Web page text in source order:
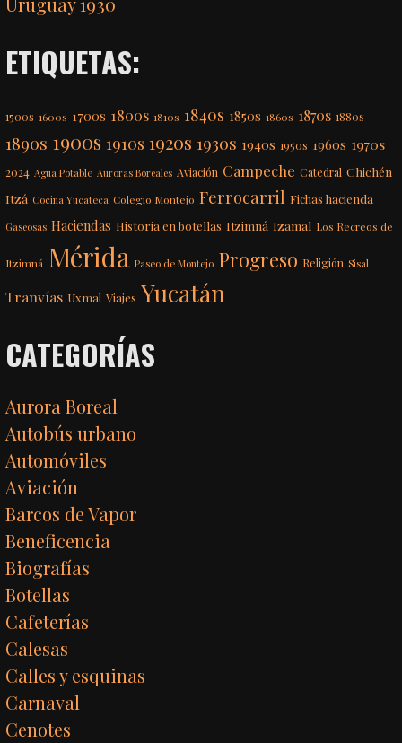
ETIQUETAS:
1500s 1600s 1700s 1800s 1810s 1840s 1850s 1860s 1870s 1880s
1890s 1900s 1910s 1920s 1930s 1940s 1950s 1960s 1970s
2024 Agua Potable Auroras Boreales Aviación Campeche Catedral Chichén
Itzá Cocina Yucateca Colegio Montejo Ferrocarril Fichas hacienda
Gaseosas Haciendas Historia en botellas Itzimná Izamal Los Recreos de
Itzimná Mérida Paseo de Montejo Progreso Religión Sisal
Tranvías Uxmal Viajes Yucatán
CATEGORÍAS
Aurora Boreal
Autobús urbano
Automóviles
Aviación
Barcos de Vapor
Beneficencia
Biografías
Botellas
Cafeterías
Calesas
Calles y esquinas
Carnaval
Cenotes